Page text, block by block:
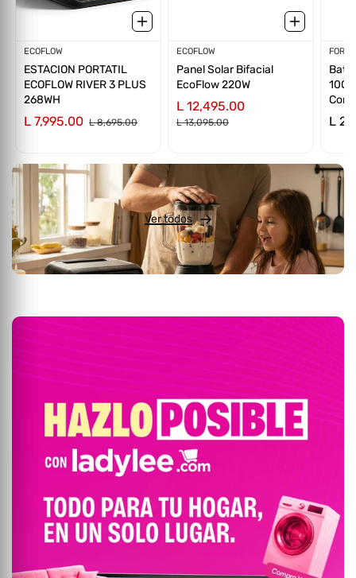
Proveedor:
ECOFLOW
ESTACION PORTATIL
ECOFLOW RIVER 3 PLUS
268WH
L 7,995.00 L 8,695.00
Proveedor:
ECOFLOW
Panel Solar Bifacial
EcoFlow 220W
L 12,495.00
L 13,095.00
FORZA
L
Ver todos